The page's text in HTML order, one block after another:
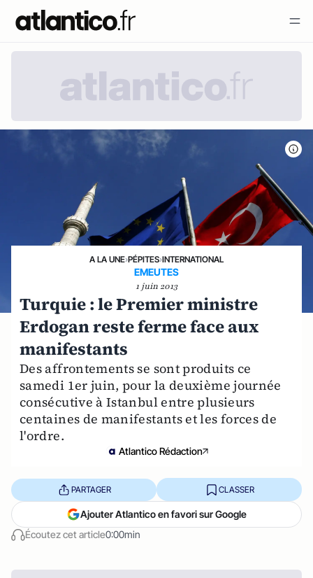
A LA UNE›PÉPITES›INTERNATIONAL
EMEUTES
1 juin 2013
Turquie : le Premier ministre
Erdogan reste ferme face aux
manifestants
Des affrontements se sont produits ce
samedi 1er juin, pour la deuxième journée
consécutive à Istanbul entre plusieurs
centaines de manifestants et les forces de
l'ordre.
Atlantico Rédaction
Écoutez cet article0:00min
PARTAGER CLASSER
Ajouter Atlantico en favori sur Google